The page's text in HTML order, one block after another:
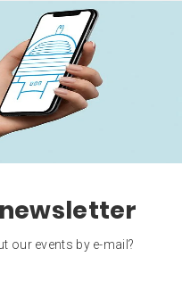
our events by e-mail?